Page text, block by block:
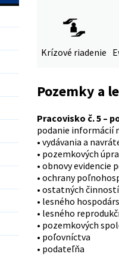
Krízové riadenie
Pozemky a
Pracovisko č. 5 –
podanie informácií
• vydávania a
• pozemkových
• obnovy evidencie
• ochrany
• ostatných
• lesného
• lesného
• pozemkových
• poľovníctva
• podateľňa